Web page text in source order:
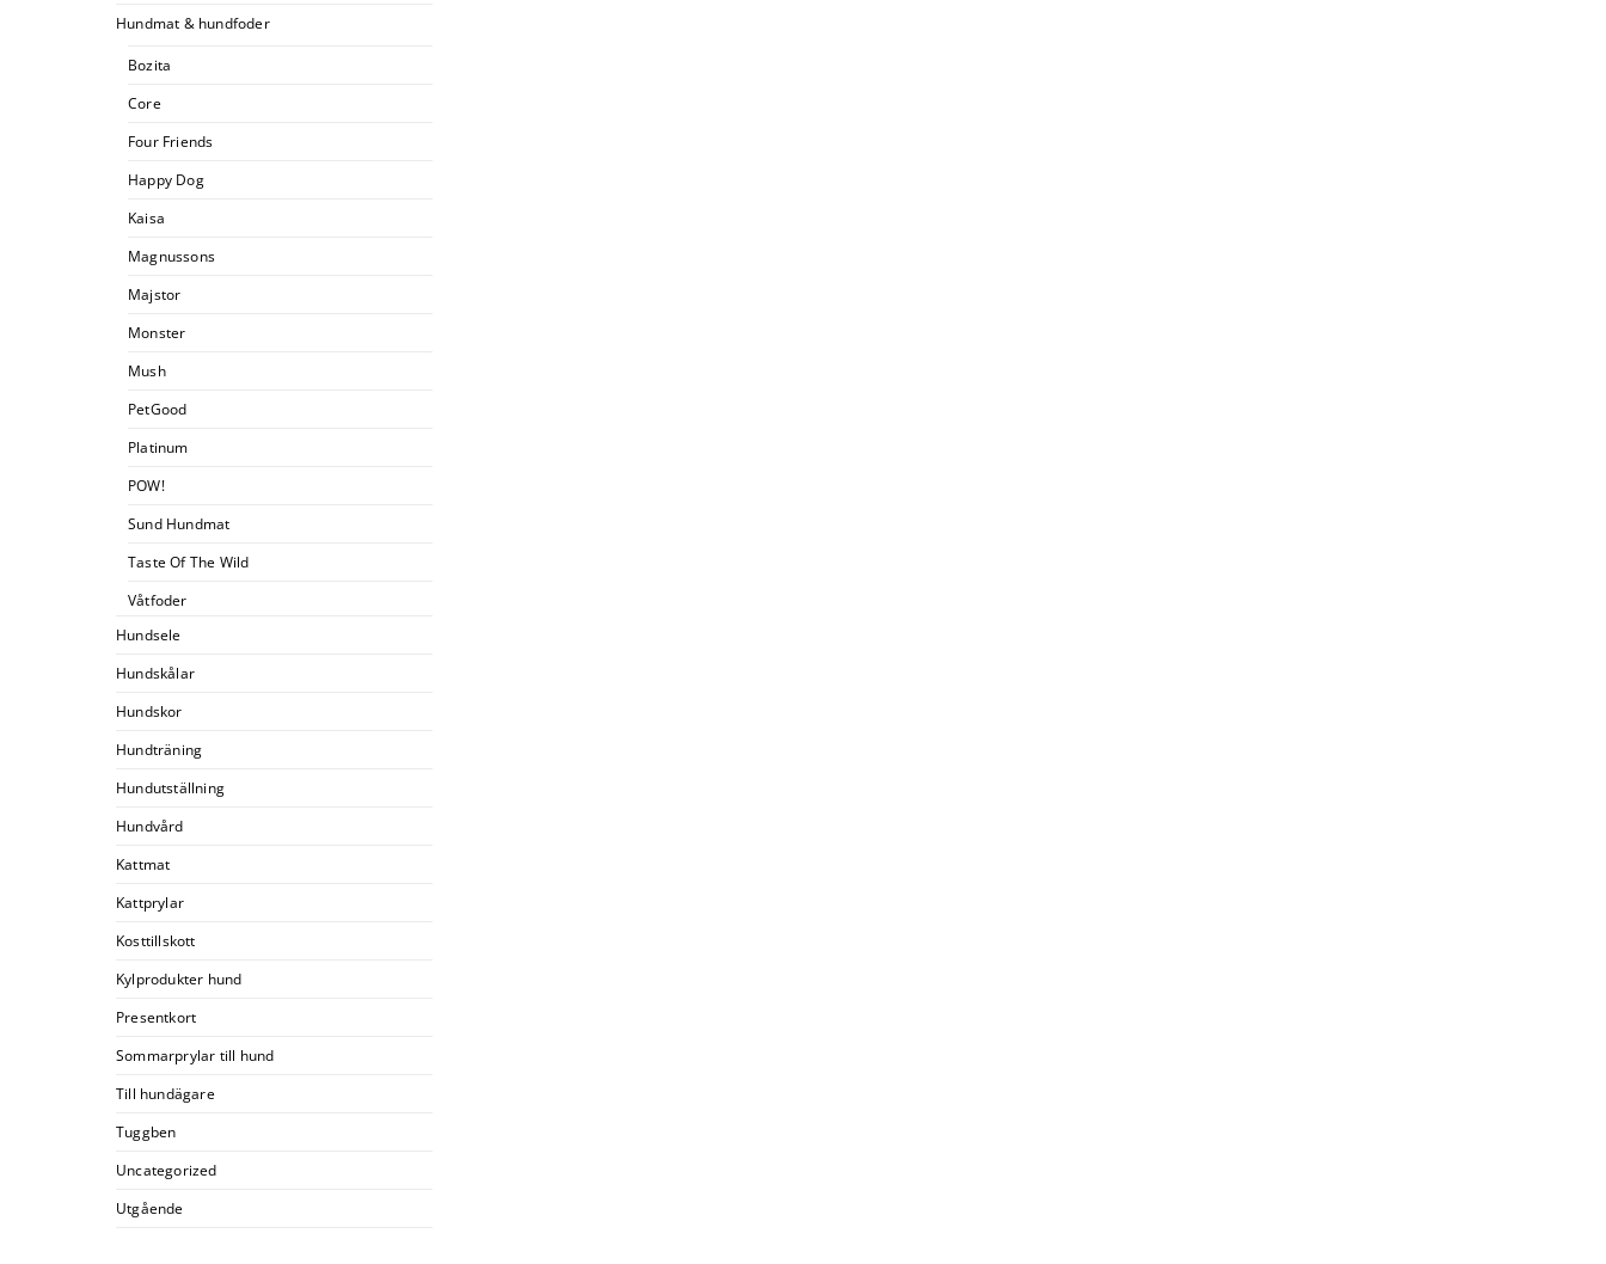
Hundmat & hundfoder
Bozita
Core
Four Friends
Happy Dog
Kaisa
Magnussons
Majstor
Monster
Mush
PetGood
Platinum
POW!
Sund Hundmat
Taste Of The Wild
Våtfoder
Hundsele
Hundskålar
Hundskor
Hundträning
Hundutställning
Hundvård
Kattmat
Kattprylar
Kosttillskott
Kylprodukter hund
Presentkort
Sommarprylar till hund
Till hundägare
Tuggben
Uncategorized
Utgående